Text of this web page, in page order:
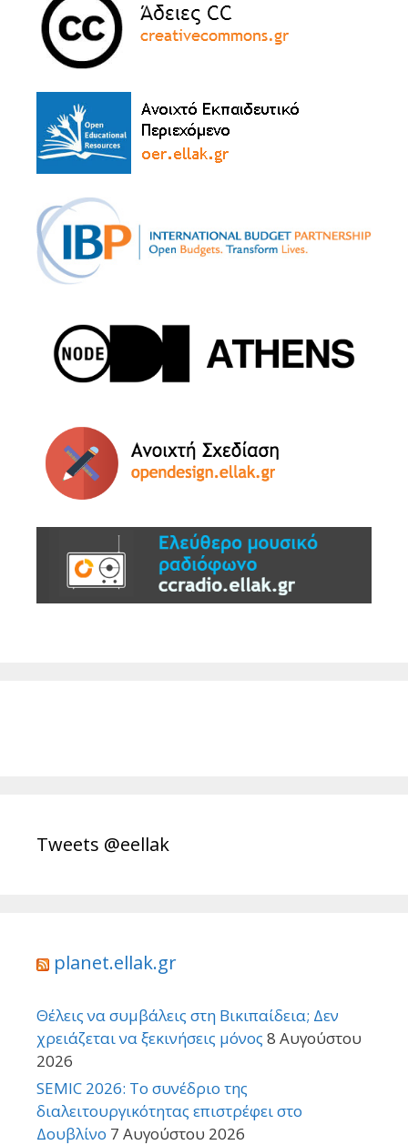
Tweets @eellak
planet.ellak.gr
Θέλεις να συμβάλεις στη Βικιπαίδεια; Δεν
χρειάζεται να ξεκινήσεις μόνος 8 Αυγούστου
2026
SEMIC 2026: Το συνέδριο της
διαλειτουργικότητας επιστρέφει στο
Δουβλίνο 7 Αυγούστου 2026